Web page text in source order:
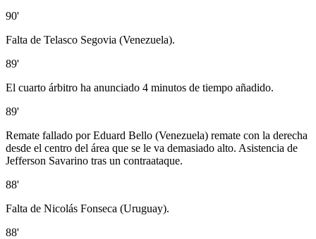
90'
Falta de Telasco Segovia (Venezuela).
89'
El cuarto árbitro ha anunciado 4 minutos de tiempo añadido.
89'
Remate fallado por Eduard Bello (Venezuela) remate con la derecha
desde el centro del área que se le va demasiado alto. Asistencia de
Jefferson Savarino tras un contraataque.
88'
Falta de Nicolás Fonseca (Uruguay).
88'